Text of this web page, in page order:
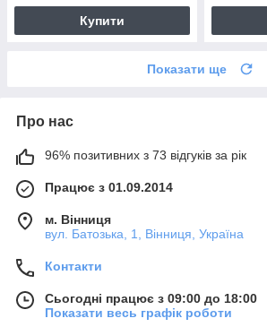
Купити
Показати ще
Про нас
96% позитивних з 73 відгуків за рік
Працює з 01.09.2014
м. Вінниця
вул. Батозька, 1, Вінниця, Україна
Контакти
Сьогодні працює з 09:00 до 18:00
Показати весь графік роботи